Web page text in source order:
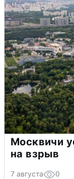
Москвичи
на взрыв
7 августа 0